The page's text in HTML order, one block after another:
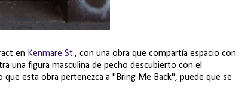
en Kenmare St., con una obra que compartía espacio con
una figura masculina de pecho descubierto con el
esta obra pertenezca a "Bring Me Back", puede que se